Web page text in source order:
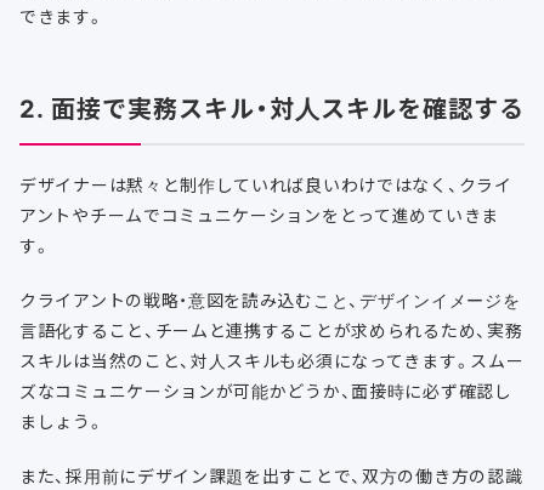
できます。
2. 面接で実務スキル・対人スキルを確認する
デザイナーは黙々と制作していれば良いわけではなく、クライ
アントやチームでコミュニケーションをとって進めていきま
す。
クライアントの戦略・意図を読み込むこと、デザインイメージを
言語化すること、チームと連携することが求められるため、実務
スキルは当然のこと、対人スキルも必須になってきます。スムー
ズなコミュニケーションが可能かどうか、面接時に必ず確認し
ましょう。
また、採用前にデザイン課題を出すことで、双方の働き方の認識